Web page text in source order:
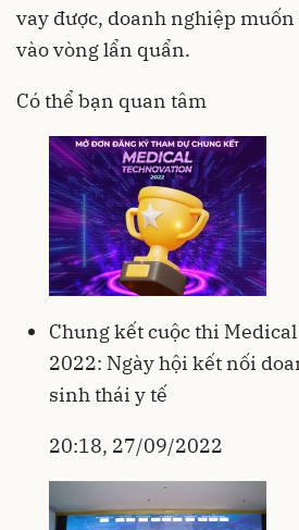
vay được, doanh nghiệp
vào vòng lẩn quẩn.
Có thể bạn quan tâm
Chung kết cuộc thi
2022: Ngày hội kết nối
sinh thái y tế
20:18, 27/09/2022